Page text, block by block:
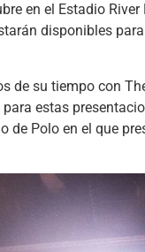
en el Estadio
disponibles
de su tiempo con
estas
de Polo en el que